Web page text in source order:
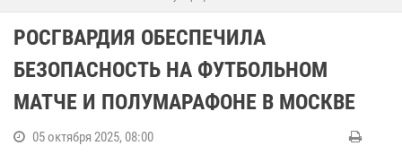
РОСГВАРДИЯ ОБЕСПЕЧИЛА
БЕЗОПАСНОСТЬ НА ФУТБОЛЬНОМ
МАТЧЕ И ПОЛУМАРАФОНЕ В МОСКВЕ
05 октября 2025, 08:00